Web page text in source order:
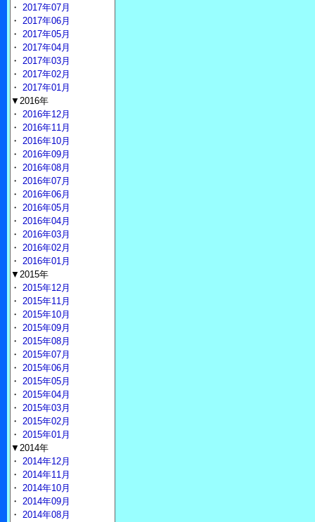
・ 2017年07月
・ 2017年06月
・ 2017年05月
・ 2017年04月
・ 2017年03月
・ 2017年02月
・ 2017年01月
▼2016年
・ 2016年12月
・ 2016年11月
・ 2016年10月
・ 2016年09月
・ 2016年08月
・ 2016年07月
・ 2016年06月
・ 2016年05月
・ 2016年04月
・ 2016年03月
・ 2016年02月
・ 2016年01月
▼2015年
・ 2015年12月
・ 2015年11月
・ 2015年10月
・ 2015年09月
・ 2015年08月
・ 2015年07月
・ 2015年06月
・ 2015年05月
・ 2015年04月
・ 2015年03月
・ 2015年02月
・ 2015年01月
▼2014年
・ 2014年12月
・ 2014年11月
・ 2014年10月
・ 2014年09月
・ 2014年08月